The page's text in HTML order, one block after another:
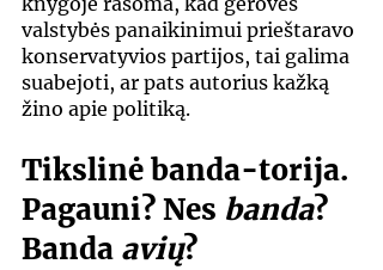
valstybės panaikinimui prieštaravo
konservatyvios partijos, tai galima
suabejoti, ar pats autorius kažką
žino apie politiką.
Tikslinė banda-torija.
Pagauni? Nes banda?
Banda avių?